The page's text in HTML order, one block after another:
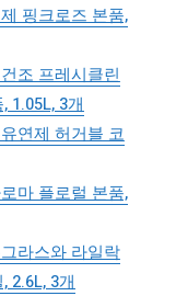
핑크로즈 본품,
조 프레시클린
1.05L, 3개
연제 허거블 코
마 플로럴 본품,
라스와 라일락
2.6L, 3개